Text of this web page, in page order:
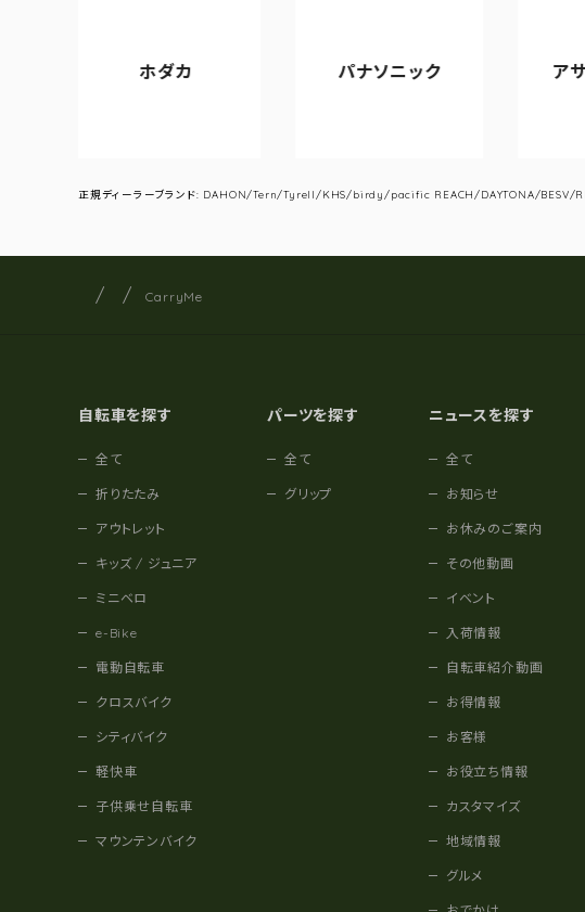
アサヒサイクル
正規ディーラーブランド: DAHON/Tern/Tyrell/KHS/birdy/pacific REACH/DAYTONA/
サイト内の現在地
サイクルショップナカゴヤ
CarryMe
自転車を探す
全て
折りたたみ
アウトレット
キッズ / ジュニア
ミニベロ
e-Bike
電動自転車
クロスバイク
シティバイク
軽快車
子供乗せ自転車
マウンテンバイク
パーツを探す
全て
グリップ
ニュースを探す
全て
お知らせ
お休みのご案内
その他動画
イベント
入荷情報
自転車紹介動画
お得情報
お客様
お役立ち情報
カスタマイズ
地域情報
グルメ